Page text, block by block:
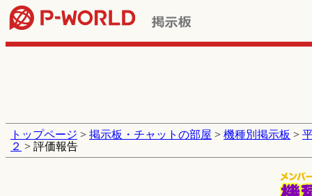
トップページ > 掲示板・チャットの部屋 > 機種別掲示板 >
２ > 評価報告